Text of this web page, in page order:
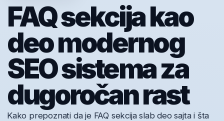
FAQ sekcija kao
deo modernog
SEO sistema za
dugoročan rast
Kako prepoznati da je FAQ sekcija slab deo sajta i šta